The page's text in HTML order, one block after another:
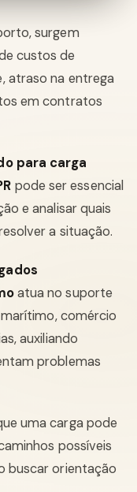
surgem
custos de
atraso na entrega
em contratos
para carga
pode ser essencial
e analisar quais
a situação.
atua no suporte
comércio
auxiliando
problemas
uma carga pode
possíveis
buscar orientação